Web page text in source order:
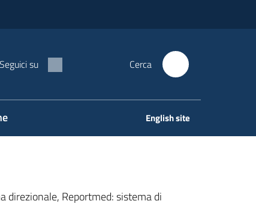
Seguici su Cerca
English site
direzionale, Reportmed: sistema di